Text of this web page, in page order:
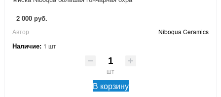
2 000 руб.
Автор Niboqua Ceramics
Наличие: 1 шт
шт
В корзину